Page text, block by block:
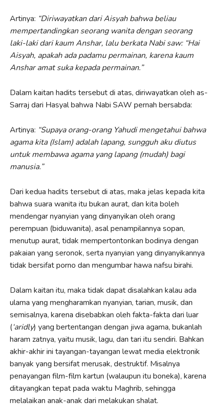
Artinya: “Diriwayatkan dari Aisyah bahwa beliau
mempertandingkan seorang wanita dengan seorang
laki-laki dari kaum Anshar, lalu berkata Nabi saw: “Hai
Aisyah, apakah ada padamu permainan, karena kaum
Anshar amat suka kepada permainan.”
Dalam kaitan hadits tersebut di atas, diriwayatkan oleh as-
Sarraj dari Hasyal bahwa Nabi SAW pernah bersabda:
Artinya: “Supaya orang-orang Yahudi mengetahui bahwa
agama kita (Islam) adalah lapang, sungguh aku diutus
untuk membawa agama yang lapang (mudah) bagi
manusia.”
Dari kedua hadits tersebut di atas, maka jelas kepada kita
bahwa suara wanita itu bukan aurat, dan kita boleh
mendengar nyanyian yang dinyanyikan oleh orang
perempuan (biduwanita), asal penampilannya sopan,
menutup aurat, tidak mempertontonkan bodinya dengan
pakaian yang seronok, serta nyanyian yang dinyanyikannya
tidak bersifat porno dan mengumbar hawa nafsu birahi.
Dalam kaitan itu, maka tidak dapat disalahkan kalau ada
ulama yang mengharamkan nyanyian, tarian, musik, dan
semisalnya, karena disebabkan oleh fakta-fakta dari luar
(‘aridly) yang bertentangan dengan jiwa agama, bukanlah
haram zatnya, yaitu musik, lagu, dan tari itu sendiri. Bahkan
akhir-akhir ini tayangan-tayangan lewat media elektronik
banyak yang bersifat merusak, destruktif. Misalnya
penayangan film-film kartun (walaupun itu boneka), karena
ditayangkan tepat pada waktu Maghrib, sehingga
melalaikan anak-anak dari melakukan shalat.